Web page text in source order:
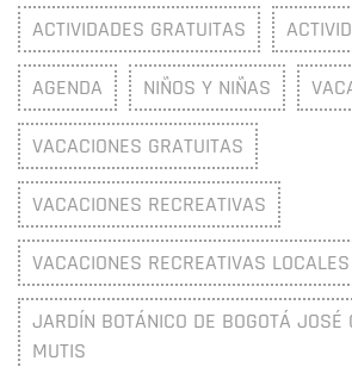
ACTIVIDADES GRATUITAS
AGENDA NIÑOS Y NIÑAS
VACACIONES GRATUITAS
VACACIONES RECREATIVAS
VACACIONES RECREATIVAS LOCALES
JARDÍN BOTÁNICO DE BOGOTÁ JOSÉ
MUTIS